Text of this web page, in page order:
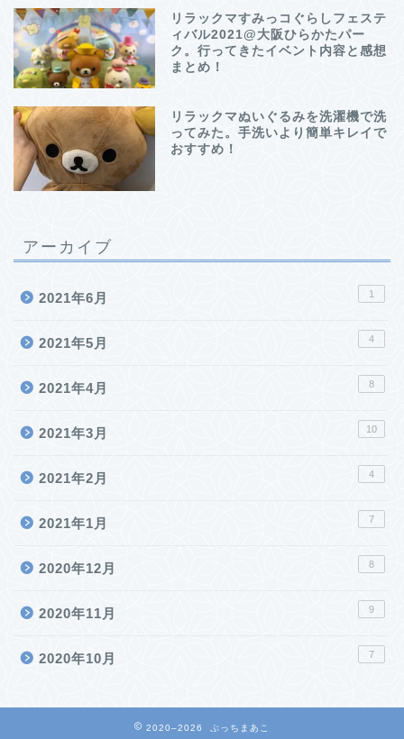
リラックマすみっコぐらしフェステ
ィバル2021@大阪ひらかたパー
ク。行ってきたイベント内容と感想
まとめ！
リラックマぬいぐるみを洗濯機で洗
ってみた。手洗いより簡単キレイで
おすすめ！
アーカイブ
2021年6月 1
2021年5月 4
2021年4月 8
2021年3月 10
2021年2月 4
2021年1月 7
2020年12月 8
2020年11月 9
2020年10月 7
2020–2026 ぷっちまあこ